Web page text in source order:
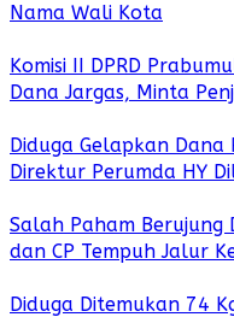
Nama Wali Kota
Komisi II DPRD
Dana Jargas, Minta
Diduga Gelapkan Dana
Direktur Perumda HY
Salah Paham Berujung
dan CP Tempuh Jalur
Diduga Ditemukan 74